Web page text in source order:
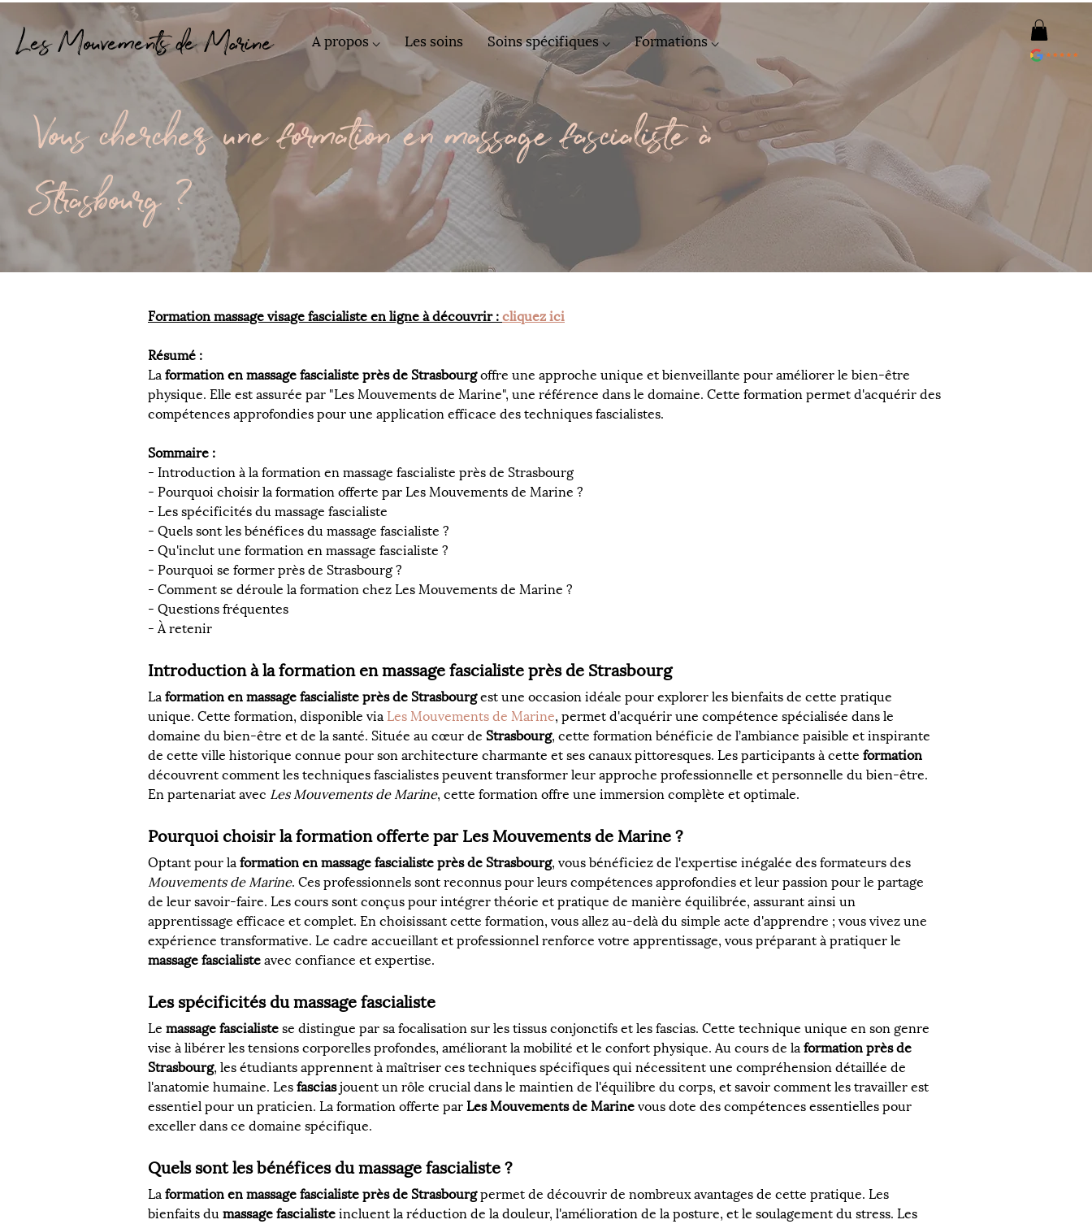
Les Mouvements de Marine A propos ⌵ Les soins Soins spécifiques ⌵ Formations ⌵
Vous cherchez une formation en massage fascialiste à
Strasbourg ?
Formation massage visage fascialiste en ligne à découvrir : cliquez ici
Résumé :
La formation en massage fascialiste près de Strasbourg offre une approche unique et bienveillante pour améliorer le bien-être
physique. Elle est assurée par "Les Mouvements de Marine", une référence dans le domaine. Cette formation permet d'acquérir des
compétences approfondies pour une application efficace des techniques fascialistes.
Sommaire :
- Introduction à la formation en massage fascialiste près de Strasbourg
- Pourquoi choisir la formation offerte par Les Mouvements de Marine ?
- Les spécificités du massage fascialiste
- Quels sont les bénéfices du massage fascialiste ?
- Qu'inclut une formation en massage fascialiste ?
- Pourquoi se former près de Strasbourg ?
- Comment se déroule la formation chez Les Mouvements de Marine ?
- Questions fréquentes
- À retenir
Introduction à la formation en massage fascialiste près de Strasbourg
La formation en massage fascialiste près de Strasbourg est une occasion idéale pour explorer les bienfaits de cette pratique
unique. Cette formation, disponible via Les Mouvements de Marine, permet d'acquérir une compétence spécialisée dans le
domaine du bien-être et de la santé. Située au cœur de Strasbourg, cette formation bénéficie de l’ambiance paisible et inspirante
de cette ville historique connue pour son architecture charmante et ses canaux pittoresques. Les participants à cette formation
découvrent comment les techniques fascialistes peuvent transformer leur approche professionnelle et personnelle du bien-être.
En partenariat avec Les Mouvements de Marine, cette formation offre une immersion complète et optimale.
Pourquoi choisir la formation offerte par Les Mouvements de Marine ?
Optant pour la formation en massage fascialiste près de Strasbourg, vous bénéficiez de l'expertise inégalée des formateurs des
Mouvements de Marine. Ces professionnels sont reconnus pour leurs compétences approfondies et leur passion pour le partage
de leur savoir-faire. Les cours sont conçus pour intégrer théorie et pratique de manière équilibrée, assurant ainsi un
apprentissage efficace et complet. En choisissant cette formation, vous allez au-delà du simple acte d'apprendre ; vous vivez une
expérience transformative. Le cadre accueillant et professionnel renforce votre apprentissage, vous préparant à pratiquer le
massage fascialiste avec confiance et expertise.
Les spécificités du massage fascialiste
Le massage fascialiste se distingue par sa focalisation sur les tissus conjonctifs et les fascias. Cette technique unique en son genre
vise à libérer les tensions corporelles profondes, améliorant la mobilité et le confort physique. Au cours de la formation près de
Strasbourg, les étudiants apprennent à maîtriser ces techniques spécifiques qui nécessitent une compréhension détaillée de
l'anatomie humaine. Les fascias jouent un rôle crucial dans le maintien de l'équilibre du corps, et savoir comment les travailler est
essentiel pour un praticien. La formation offerte par Les Mouvements de Marine vous dote des compétences essentielles pour
exceller dans ce domaine spécifique.
Quels sont les bénéfices du massage fascialiste ?
La formation en massage fascialiste près de Strasbourg permet de découvrir de nombreux avantages de cette pratique. Les
bienfaits du massage fascialiste incluent la réduction de la douleur, l'amélioration de la posture, et le soulagement du stress. Les